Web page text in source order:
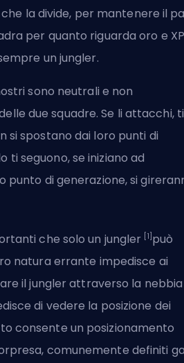
la divide, per mantenere il
per quanto riguarda oro e
un jungler.
sono neutrali e non
due squadre. Se li attacchi, ti
si spostano dai loro punti di
ti seguono, se iniziano ad
di generazione, si
che solo un jungler [1] può
natura errante impedisce ai
il jungler attraverso la nebbia
di vedere la posizione dei
consente un posizionamento
comunemente definiti